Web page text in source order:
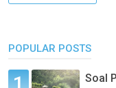
POPULAR POSTS
Soal